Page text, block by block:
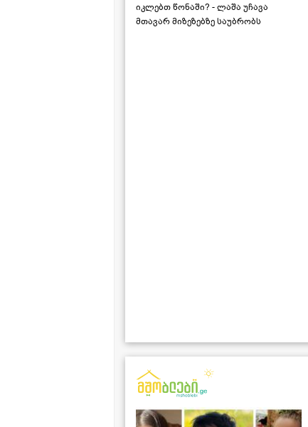
იკლებთ წონაში? - ლაშა უჩავა
მთავარ მიზეზებზე საუბრობს